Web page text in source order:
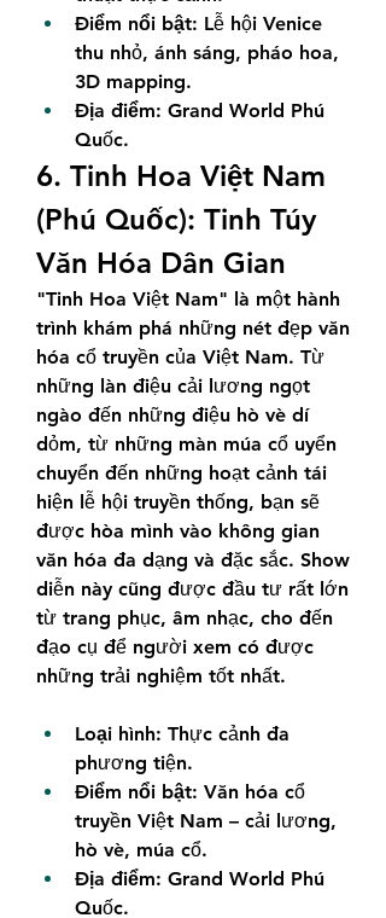
Điểm nổi bật: Lễ hội Venice
thu nhỏ, ánh sáng, pháo hoa,
3D mapping.
Địa điểm: Grand World Phú
Quốc.
6. Tinh Hoa Việt Nam
(Phú Quốc): Tinh Túy
Văn Hóa Dân Gian
"Tinh Hoa Việt Nam" là một hành
trình khám phá những nét đẹp văn
hóa cổ truyền của Việt Nam. Từ
những làn điệu cải lương ngọt
ngào đến những điệu hò vè dí
dỏm, từ những màn múa cổ uyển
chuyển đến những hoạt cảnh tái
hiện lễ hội truyền thống, bạn sẽ
được hòa mình vào không gian
văn hóa đa dạng và đặc sắc. Show
diễn này cũng được đầu tư rất lớn
từ trang phục, âm nhạc, cho đến
đạo cụ để người xem có được
những trải nghiệm tốt nhất.
Loại hình: Thực cảnh đa
phương tiện.
Điểm nổi bật: Văn hóa cổ
truyền Việt Nam – cải lương,
hò vè, múa cổ.
Địa điểm: Grand World Phú
Quốc.